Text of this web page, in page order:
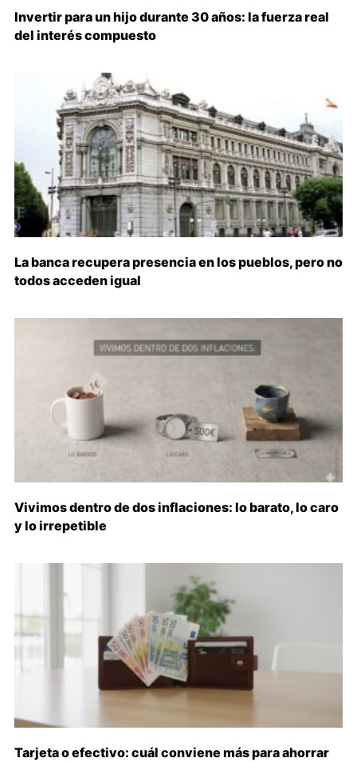
Invertir para un hijo durante 30 años: la fuerza real
del interés compuesto
La banca recupera presencia en los pueblos, pero no
todos acceden igual
Vivimos dentro de dos inflaciones: lo barato, lo caro
y lo irrepetible
Tarjeta o efectivo: cuál conviene más para ahorrar